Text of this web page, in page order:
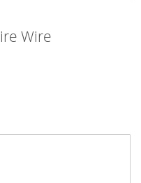
Wire